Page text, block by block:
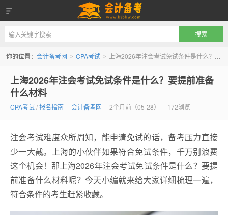
会计备考网
你的位置： 会计备考网 > CPA考试 > 上海2026年注会考试免试条件是什么？要提前准备什么材料
上海2026年注会考试免试条件是什么？要提前准备
什么材料
CPA考试/报名指南 会计备考网 2个月前（05-28） 172浏览
注会考试难度众所周知，能申请免试的话，备考压力直接
少一大截。上海的小伙伴如果符合免试条件，千万别浪费
这个机会！那上海2026年注会考试免试条件是什么？要提
前准备什么材料呢？今天小编就来给大家详细梳理一遍，
符合条件的考生赶紧收藏。